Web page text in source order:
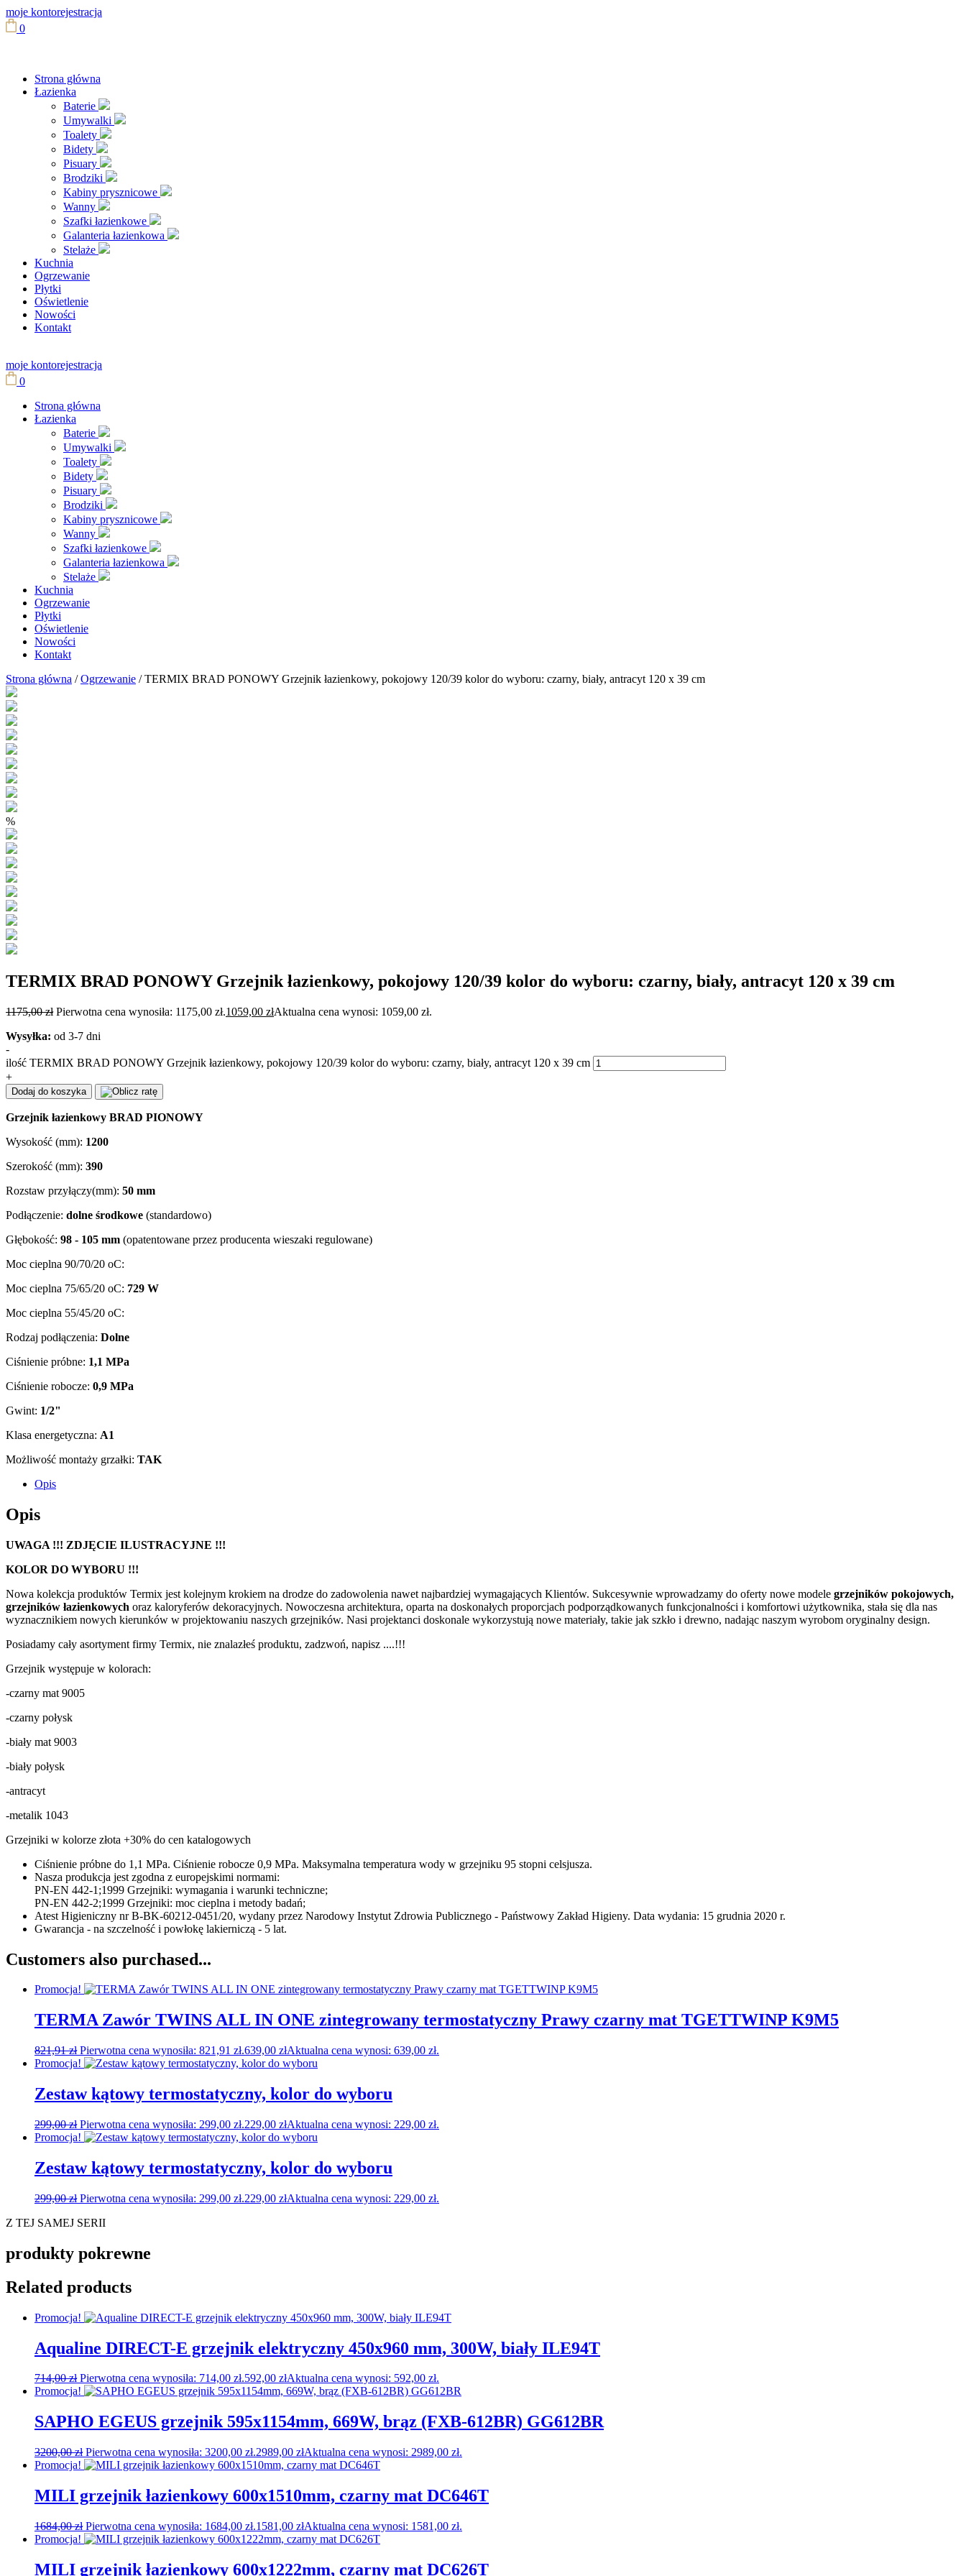
moje kontorejestracja
0
Strona główna
Łazienka
Baterie
Umywalki
Toalety
Bidety
Pisuary
Brodziki
Kabiny prysznicowe
Wanny
Szafki łazienkowe
Galanteria łazienkowa
Stelaże
Kuchnia
Ogrzewanie
Płytki
Oświetlenie
Nowości
Kontakt
moje kontorejestracja
0
Strona główna
Łazienka
Baterie
Umywalki
Toalety
Bidety
Pisuary
Brodziki
Kabiny prysznicowe
Wanny
Szafki łazienkowe
Galanteria łazienkowa
Stelaże
Kuchnia
Ogrzewanie
Płytki
Oświetlenie
Nowości
Kontakt
Strona główna /Ogrzewanie / TERMIX BRAD PONOWY Grzejnik łazienkowy, pokojowy 120/39 kolor do wyboru: czarny, biały, antracyt 120 x 39 cm
%
TERMIX BRAD PONOWY Grzejnik łazienkowy, pokojowy 120/39 kolor do wyboru: czarny, biały, antracyt 120 x 39 cm
1175,00zł Pierwotna cena wynosiła: 1175,00 zł.1059,00 złAktualna cena wynosi: 1059,00 zł.
Wysyłka: od 3-7 dni
-
ilość TERMIX BRAD PONOWY Grzejnik łazienkowy, pokojowy 120/39 kolor do wyboru: czarny, biały, antracyt 120 x 39 cm
+
Dodaj do koszyka
Grzejnik łazienkowy BRAD PIONOWY
Wysokość (mm): 1200
Szerokość (mm): 390
Rozstaw przyłączy(mm): 50 mm
Podłączenie: dolne środkowe (standardowo)
Głębokość: 98 - 105 mm (opatentowane przez producenta wieszaki regulowane)
Moc cieplna 90/70/20 oC:
Moc cieplna 75/65/20 oC: 729 W
Moc cieplna 55/45/20 oC:
Rodzaj podłączenia: Dolne
Ciśnienie próbne: 1,1 MPa
Ciśnienie robocze: 0,9 MPa
Gwint: 1/2"
Klasa energetyczna: A1
Możliwość montaży grzałki: TAK
Opis
Opis
UWAGA !!! ZDJĘCIE ILUSTRACYJNE !!!
KOLOR DO WYBORU !!!
Nowa kolekcja produktów Termix jest kolejnym krokiem na drodze do zadowolenia nawet najbardziej wymagających Klientów. Sukcesywnie wprowadzamy do oferty nowe modele grzejników pokojowych,
grzejników łazienkowych oraz kaloryferów dekoracyjnych. Nowoczesna architektura, oparta na doskonałych proporcjach podporządkowanych funkcjonalności i komfortowi użytkownika, stała się dla nas
wyznacznikiem nowych kierunków w projektowaniu naszych grzejników. Nasi projektanci doskonale wykorzystują nowe materiały, takie jak szkło i drewno, nadając naszym wyrobom oryginalny design.
Posiadamy cały asortyment firmy Termix, nie znalazłeś produktu, zadzwoń, napisz ....!!!
Grzejnik występuje w kolorach:
-czarny mat 9005
-czarny połysk
-biały mat 9003
-biały połysk
-antracyt
-metalik 1043
Grzejniki w kolorze złota +30% do cen katalogowych
Ciśnienie próbne do 1,1 MPa. Ciśnienie robocze 0,9 MPa. Maksymalna temperatura wody w grzejniku 95 stopni celsjusza.
Nasza produkcja jest zgodna z europejskimi normami:
PN-EN 442-1;1999 Grzejniki: wymagania i warunki techniczne;
PN-EN 442-2;1999 Grzejniki: moc cieplna i metody badań;
Atest Higieniczny nr B-BK-60212-0451/20, wydany przez Narodowy Instytut Zdrowia Publicznego - Państwowy Zakład Higieny. Data wydania: 15 grudnia 2020 r.
Gwarancja - na szczelność i powłokę lakierniczą - 5 lat.
Customers also purchased...
Promocja!
TERMA Zawór TWINS ALL IN ONE zintegrowany termostatyczny Prawy czarny mat TGETTWINP K9M5
821,91zł Pierwotna cena wynosiła: 821,91 zł.639,00 złAktualna cena wynosi: 639,00 zł.
Promocja!
Zestaw kątowy termostatyczny, kolor do wyboru
299,00zł Pierwotna cena wynosiła: 299,00 zł.229,00 złAktualna cena wynosi: 229,00 zł.
Promocja!
Zestaw kątowy termostatyczny, kolor do wyboru
299,00zł Pierwotna cena wynosiła: 299,00 zł.229,00 złAktualna cena wynosi: 229,00 zł.
Z TEJ SAMEJ SERII
produkty pokrewne
Related products
Promocja!
Aqualine DIRECT-E grzejnik elektryczny 450x960 mm, 300W, biały ILE94T
714,00zł Pierwotna cena wynosiła: 714,00 zł.592,00 złAktualna cena wynosi: 592,00 zł.
Promocja!
SAPHO EGEUS grzejnik 595x1154mm, 669W, brąz (FXB-612BR) GG612BR
3200,00zł Pierwotna cena wynosiła: 3200,00 zł.2989,00 złAktualna cena wynosi: 2989,00 zł.
Promocja!
MILI grzejnik łazienkowy 600x1510mm, czarny mat DC646T
1684,00zł Pierwotna cena wynosiła: 1684,00 zł.1581,00 złAktualna cena wynosi: 1581,00 zł.
Promocja!
MILI grzejnik łazienkowy 600x1222mm, czarny mat DC626T